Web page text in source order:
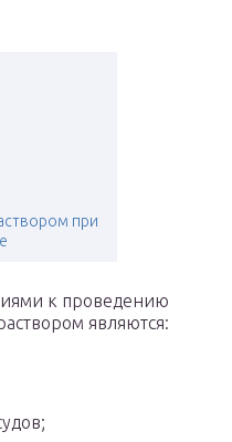
при
к проведению
являются: